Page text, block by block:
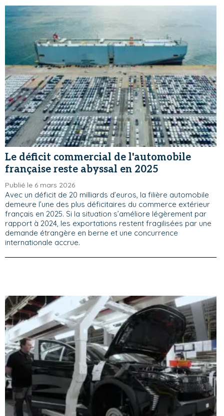
Le déficit commercial de l'automobile
française reste abyssal en 2025
Publié le 6 mars 2026
Avec un déficit de 20 milliards d’euros, la filière automobile
demeure l’une des plus déficitaires du commerce extérieur
français en 2025. Si la situation s’améliore légèrement par
rapport à 2024, les exportations restent fragilisées par une
demande étrangère en berne et une concurrence
internationale accrue.